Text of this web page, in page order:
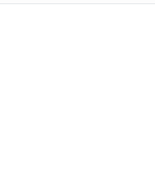
og ansvar